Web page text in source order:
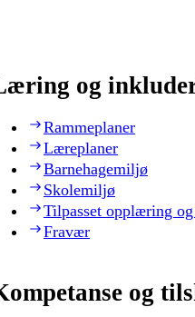
og
Rammeplaner
Læreplaner
Barnehagemiljø
Skolemiljø
Tilpasset opplæring
Fravær
og